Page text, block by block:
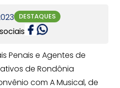
DESTAQUES
Penais e Agentes de
de Rondônia
com A Musical, de